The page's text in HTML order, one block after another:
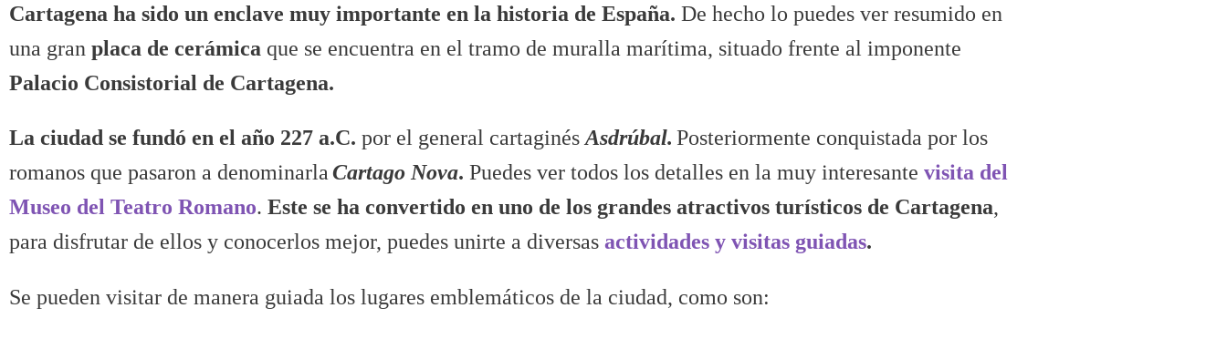
Cartagena ha sido un enclave muy importante en la historia de España. De hecho lo puedes ver resumido en
una gran placa de cerámica que se encuentra en el tramo de muralla marítima, situado frente al imponente
Palacio Consistorial de Cartagena.
La ciudad se fundó en el año 227 a.C. por el general cartaginésAsdrúbal. Posteriormente conquistada por los
romanos que pasaron a denominarlaCartago Nova. Puedes ver todos los detalles en la muy interesante visita del
Museo del Teatro Romano. Este se ha convertido en uno de los grandes atractivos turísticos de Cartagena,
para disfrutar de ellos y conocerlos mejor, puedes unirte a diversas actividades y visitas guiadas.
Se pueden visitar de manera guiada los lugares emblemáticos de la ciudad, como son: